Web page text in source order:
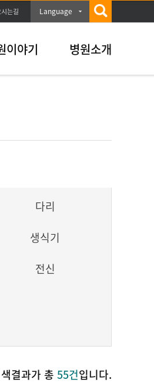
는길 Language
이야기 병원소개
다리
생식기
전신
결과가 총 55건입니다.